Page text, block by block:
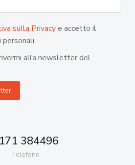
sulla Privacye accetto il
alla newsletter del
384496
Telefono